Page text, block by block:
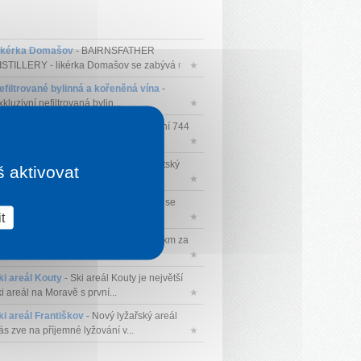
Domašov- BAIRNSFATHER
- likérka Domašov se zabývá ru...★
bylinná a kořeněná vína-
nefiltrovaná bylin...
★
- Rozloha Jeseníků činí 744
★
zábavní centrum Bělá
- Dětský
se nachází v prvním patř...
★
- Ski areál Šindelná se
v Koutech nad Desnou...
★
- Skiareál najdete 3 km za
★
areál Kouty- Ski areál Kouty je největší
areál na Moravě s první...
★
areál Františkov- Nový lyžařský areál
zve na příjemné lyžování v...
★
aktivovat